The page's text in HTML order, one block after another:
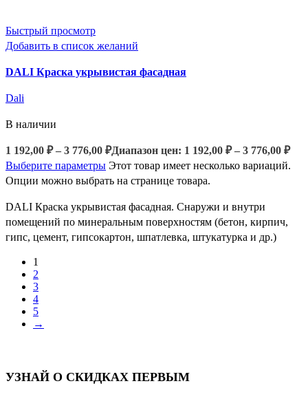
Быстрый просмотр
Добавить в список желаний
DALI Краска укрывистая фасадная
Dali
В наличии
1 192,00 ₽ – 3 776,00 ₽Диапазон цен: 1 192,00 ₽ – 3 776,00 ₽
Выберите параметры Этот товар имеет несколько вариаций.
Опции можно выбрать на странице товара.
DALI Краска укрывистая фасадная. Снаружи и внутри
помещений по минеральным поверхностям (бетон, кирпич,
гипс, цемент, гипсокартон, шпатлевка, штукатурка и др.)
1
2
3
4
5
→
УЗНАЙ О СКИДКАХ ПЕРВЫМ